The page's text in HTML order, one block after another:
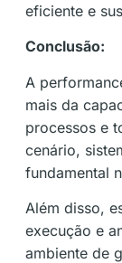
eficiente e
Conclusão:
A
mais da
processos e
cenário,
fundamental
Além disso,
execução e
ambiente de